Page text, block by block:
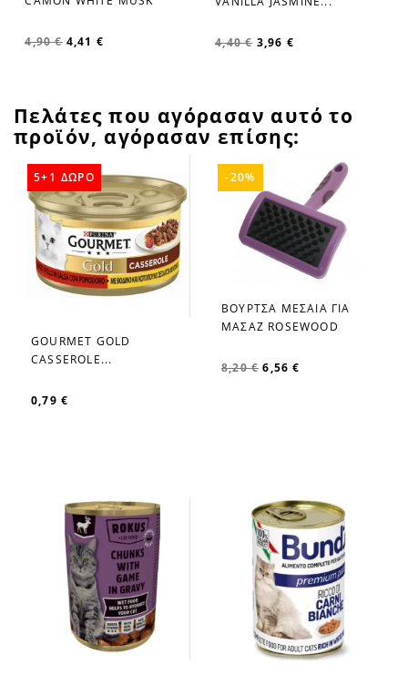
4,90 € 4,41 € 4,40 € 3,96 €
Πελάτες που αγόρασαν αυτό το
προϊόν, αγόρασαν επίσης:
favorite_border
GOURMET GOLD
CASSEROLE...
0,79 €
5+1 ΔΩΡΟ
favorite_border
ΒΟΥΡΤΣΑ ΜΕΣΑΙΑ ΓΙΑ
ΜΑΣΑΖ ROSEWOOD
8,20 € 6,56 €
-20%